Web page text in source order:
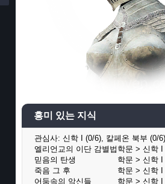
흥미 있는 지식
관심사: 신학 I (0/6), 칼페온 북부 (0/
엘리언교의 이단 감별법 학문 > 신학
믿음의 탄생
학문 > 신학
죽음 그 후
학문 > 신학
어둠속의 악신들
학문 > 신학